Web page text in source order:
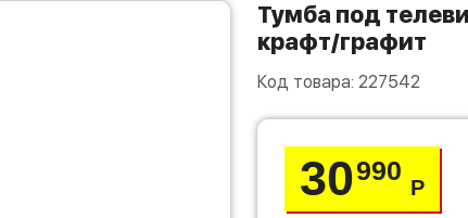
Тумба под телевизор Хелен ТБ 02 в комнату дуб золотой
крафт/графит
Код товара: 227542
30990
Р